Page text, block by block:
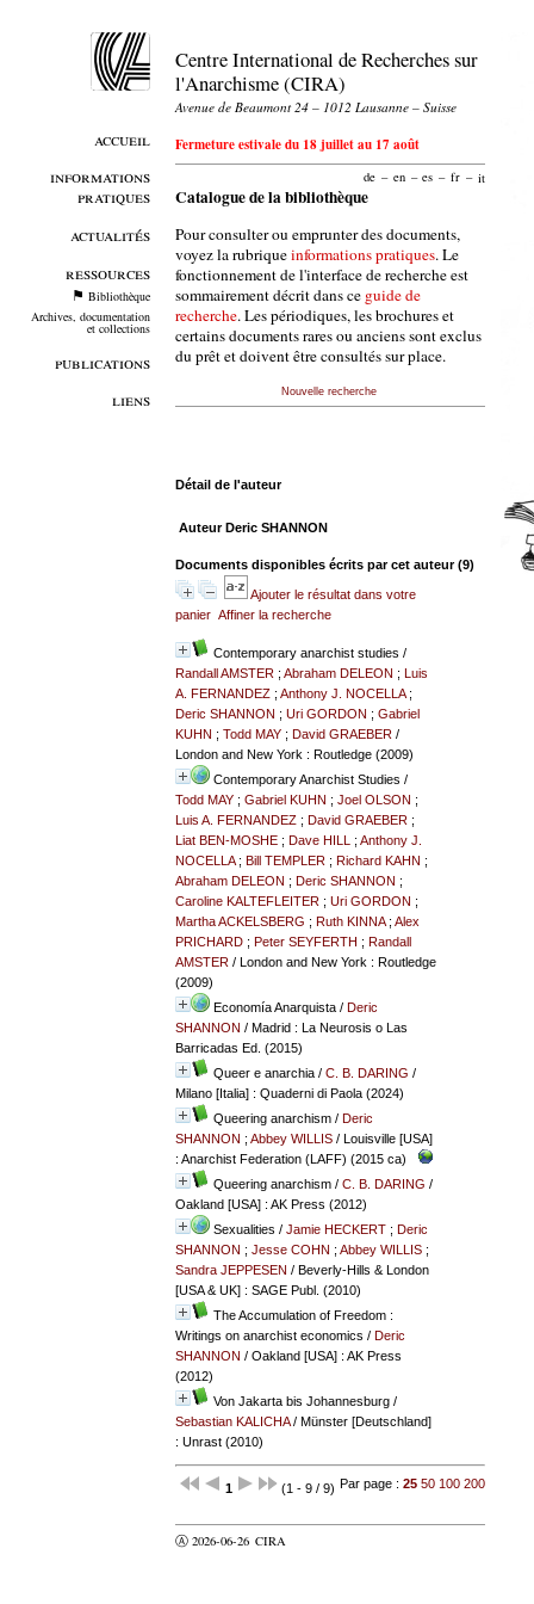
accueil
informations
pratiques
actualités
ressources
Bibliothèque
Archives, documentation
et collections
publications
liens
Centre International de Recherches sur
l'Anarchisme (CIRA)
Avenue de Beaumont 24 – 1012 Lausanne – Suisse
Fermeture estivale du 18 juillet au 17 août
de – en – es – fr – it
Catalogue de la bibliothèque
Pour consulter ou emprunter des documents,
voyez la rubriqueinformations pratiques. Le
fonctionnement de l'interface de recherche est
sommairement décrit dans ce guide de
recherche. Les périodiques, les brochures et
certains documents rares ou anciens sont exclus
du prêt et doivent être consultés sur place.
Nouvelle recherche
Détail de l'auteur
Auteur Deric SHANNON
Documents disponibles écrits par cet auteur (9)
Ajouter le résultat dans votre
panier Affiner la recherche
Contemporary anarchist studies /
Randall AMSTER; Abraham DELEON ; Luis
A. FERNANDEZ; Anthony J. NOCELLA;
Deric SHANNON ; Uri GORDON ; Gabriel
KUHN ; Todd MAY; David GRAEBER/
London and New York : Routledge (2009)
Contemporary Anarchist Studies /
Todd MAY; Gabriel KUHN ; Joel OLSON ;
Luis A. FERNANDEZ; David GRAEBER;
Liat BEN-MOSHE; Dave HILL ; Anthony J.
NOCELLA; Bill TEMPLER; Richard KAHN ;
Abraham DELEON ; Deric SHANNON ;
Caroline KALTEFLEITER; Uri GORDON ;
Martha ACKELSBERG ; Ruth KINNA; Alex
PRICHARD; Peter SEYFERTH ; Randall
AMSTER/ London and New York : Routledge
(2009)
Economía Anarquista/ Deric
SHANNON / Madrid : La Neurosis o Las
Barricadas Ed. (2015)
Queer e anarchia/ C. B. DARING /
Milano [Italia] : Quaderni di Paola (2024)
Queering anarchism/ Deric
SHANNON ; Abbey WILLIS/ Louisville [USA]
: Anarchist Federation (LAFF) (2015 ca)
Queering anarchism/ C. B. DARING /
Oakland [USA] : AK Press (2012)
Sexualities / Jamie HECKERT; Deric
SHANNON ; Jesse COHN ; Abbey WILLIS;
Sandra JEPPESEN / Beverly-Hills & London
[USA & UK] : SAGE Publ. (2010)
The Accumulation of Freedom :
Writings on anarchist economics / Deric
SHANNON / Oakland [USA] : AK Press
(2012)
Von Jakarta bis Johannesburg/
Sebastian KALICHA/ Münster [Deutschland]
: Unrast (2010)
1 (1 - 9 / 9) Par page : 25 50 100 200
Ⓐ 2026-06-26 CIRA